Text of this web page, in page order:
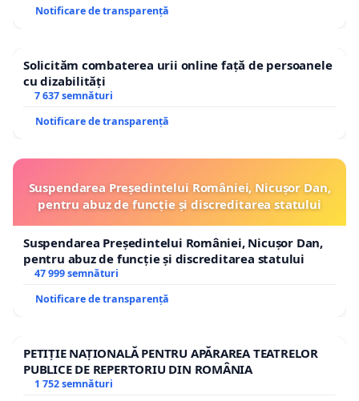
Notificare de transparență
Solicităm combaterea urii online față de persoanele
cu dizabilități
7 637 semnături
Notificare de transparență
Suspendarea Președintelui României, Nicușor Dan,
pentru abuz de funcție și discreditarea statului
Suspendarea Președintelui României, Nicușor Dan,
pentru abuz de funcție și discreditarea statului
47 999 semnături
Notificare de transparență
PETIȚIE NAȚIONALĂ PENTRU APĂRAREA TEATRELOR
PUBLICE DE REPERTORIU DIN ROMÂNIA
1 752 semnături